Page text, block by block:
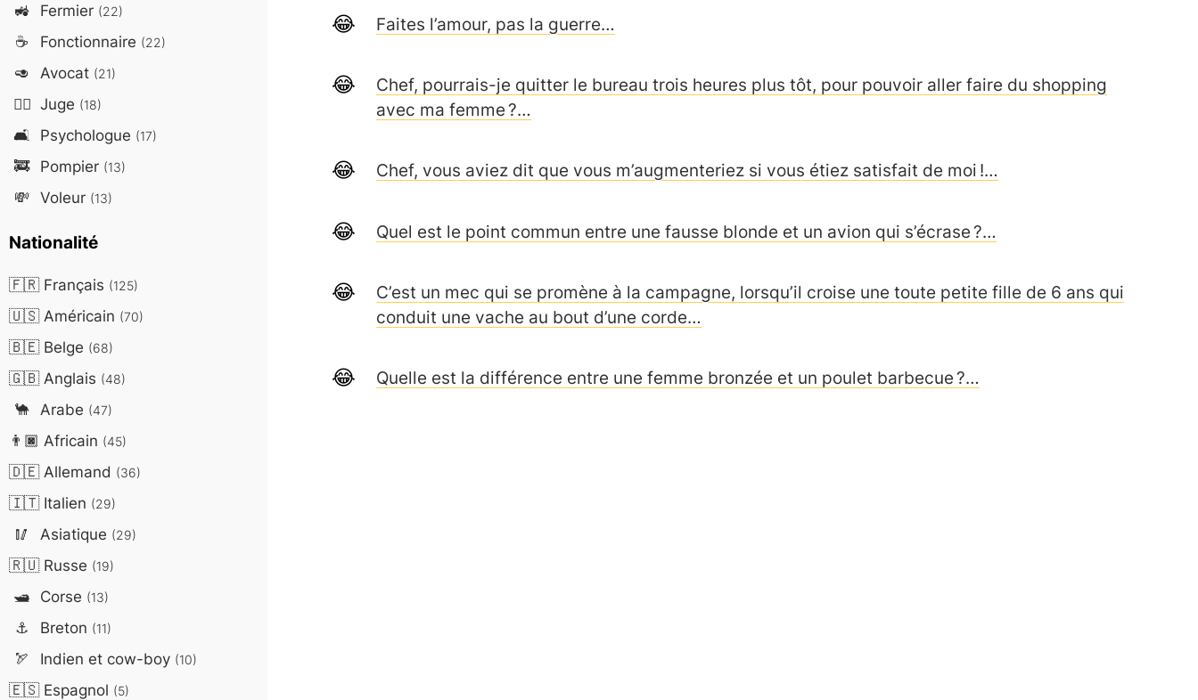
Faites l’amour, pas la guerre…
Chef, pourrais-je quitter le bureau trois heures plus tôt, pour pouvoir aller faire du shopping
avec ma femme ?…
Chef, vous aviez dit que vous m’augmenteriez si vous étiez satisfait de moi !…
Quel est le point commun entre une fausse blonde et un avion qui s’écrase ?…
C’est un mec qui se promène à la campagne, lorsqu’il croise une toute petite fille de 6 ans qui
conduit une vache au bout d’une corde…
Quelle est la différence entre une femme bronzée et un poulet barbecue ?…
🚜 Fermier (22)
☕ Fonctionnaire (22)
🥑 Avocat (21)
👨‍⚖️ Juge (18)
🛋️ Psychologue (17)
🚒 Pompier (13)
💸 Voleur (13)
Nationalité
🇫🇷Français (125)
🇺🇸Américain (70)
🇧🇪Belge (68)
🇬🇧Anglais (48)
🐪 Arabe (47)
👨🏿 Africain (45)
🇩🇪Allemand (36)
🇮🇹Italien (29)
🥢 Asiatique (29)
🇷🇺Russe (19)
🛥️ Corse (13)
⚓ Breton (11)
🏹 Indien et cow-boy (10)
🇪🇸Espagnol (5)